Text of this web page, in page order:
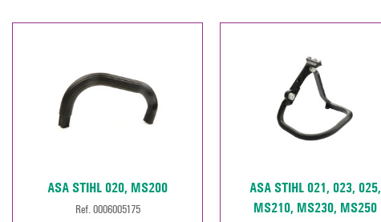
ASA STIHL 020, MS200
Ref. 0006005175
ASA STIHL 021, 023, 025,
MS210, MS230, MS250